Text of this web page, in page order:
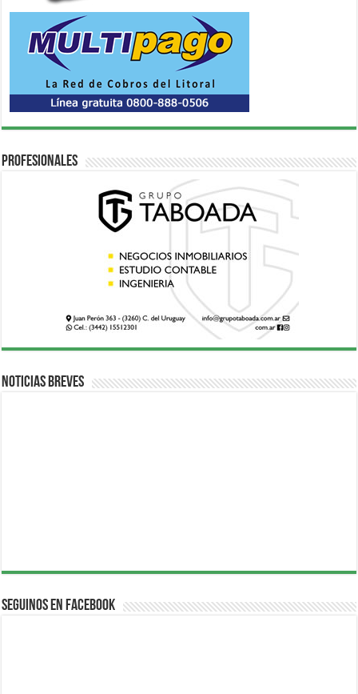
Profesionales
Noticias breves
Seguinos en Facebook